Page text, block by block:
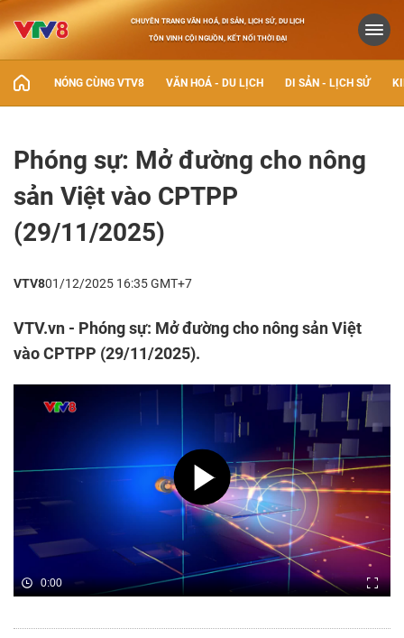
CHUYÊN TRANG VĂN HOÁ, DI SẢN, LỊCH SỬ, DU LỊCH
TÔN VINH CỘI NGUỒN, KẾT NỐI THỜI ĐẠI
NÓNG CÙNG VTV8 VĂN HOÁ - DU LỊCH DI SẢN - LỊCH SỬ
Phóng sự: Mở đường cho nông
sản Việt vào CPTPP
(29/11/2025)
VTV801/12/2025 16:35 GMT+7
VTV.vn - Phóng sự: Mở đường cho nông sản Việt
vào CPTPP (29/11/2025).
0:00